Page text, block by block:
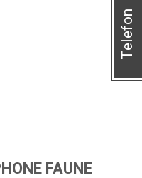
FAUNE
Telefon